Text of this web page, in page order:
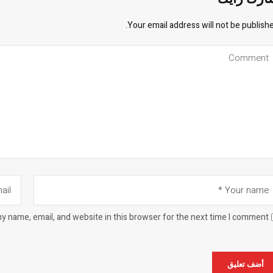
Your email address will not be
name, email, and website in this browser for the next time I comment.